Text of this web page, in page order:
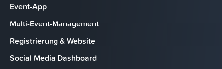
Event-App
Multi-Event-Management
Registrierung & Website
Social Media Dashboard